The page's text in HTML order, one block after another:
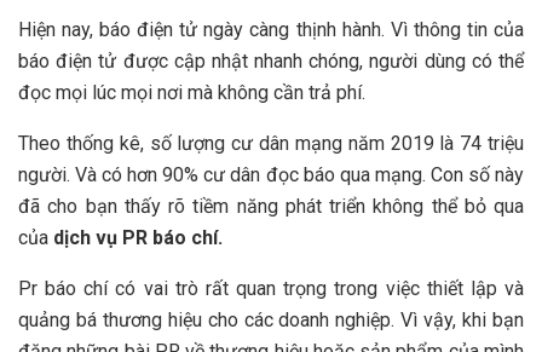
Hiện nay, báo điện tử ngày càng thịnh hành. Vì thông tin của
báo điện tử được cập nhật nhanh chóng, người dùng có thể
đọc mọi lúc mọi nơi mà không cần trả phí.
Theo thống kê, số lượng cư dân mạng năm 2019 là 74 triệu
người. Và có hơn 90% cư dân đọc báo qua mạng. Con số này
đã cho bạn thấy rõ tiềm năng phát triển không thể bỏ qua
của dịch vụ PR báo chí.
Pr báo chí có vai trò rất quan trọng trong việc thiết lập và
quảng bá thương hiệu cho các doanh nghiệp. Vì vậy, khi bạn